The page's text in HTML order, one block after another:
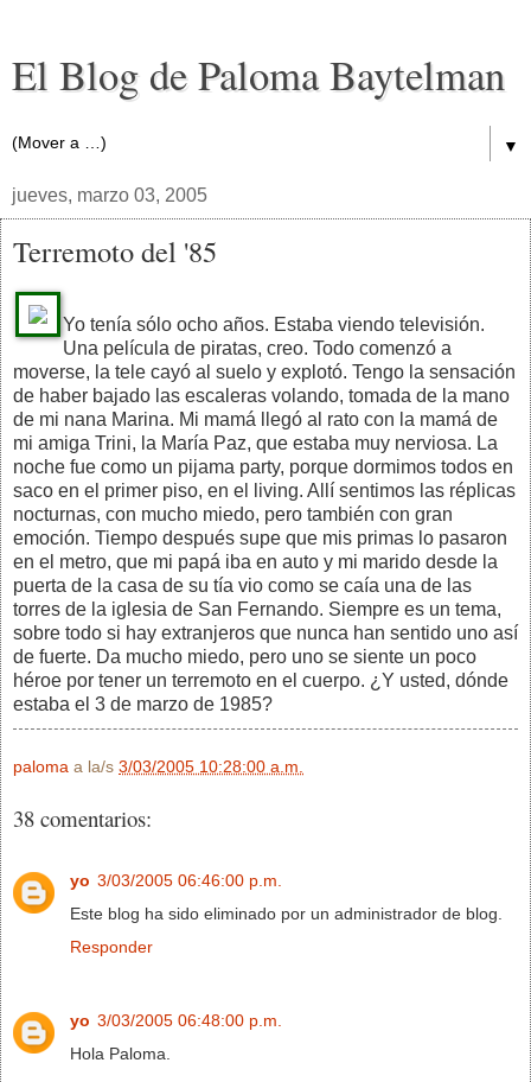
El Blog de Paloma Baytelman
▼
jueves, marzo 03, 2005
Terremoto del '85
Yo tenía sólo ocho años. Estaba viendo televisión.
Una película de piratas, creo. Todo comenzó a
moverse, la tele cayó al suelo y explotó. Tengo la sensación
de haber bajado las escaleras volando, tomada de la mano
de mi nana Marina. Mi mamá llegó al rato con la mamá de
mi amiga Trini, la María Paz, que estaba muy nerviosa. La
noche fue como un pijama party, porque dormimos todos en
saco en el primer piso, en el living. Allí sentimos las réplicas
nocturnas, con mucho miedo, pero también con gran
emoción. Tiempo después supe que mis primas lo pasaron
en el metro, que mi papá iba en auto y mi marido desde la
puerta de la casa de su tía vio como se caía una de las
torres de la iglesia de San Fernando. Siempre es un tema,
sobre todo si hay extranjeros que nunca han sentido uno así
de fuerte. Da mucho miedo, pero uno se siente un poco
héroe por tener un terremoto en el cuerpo. ¿Y usted, dónde
estaba el 3 de marzo de 1985?
paloma a la/s 3/03/2005 10:28:00 a.m.
38 comentarios:
yo 3/03/2005 06:46:00 p.m.
Este blog ha sido eliminado por un administrador de blog.
Responder
yo 3/03/2005 06:48:00 p.m.
Hola Paloma.